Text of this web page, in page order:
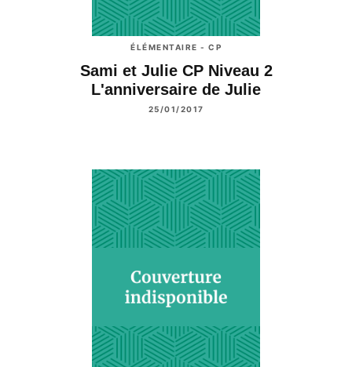
ÉLÉMENTAIRE - CP
Sami et Julie CP Niveau 2
L'anniversaire de Julie
25/01/2017